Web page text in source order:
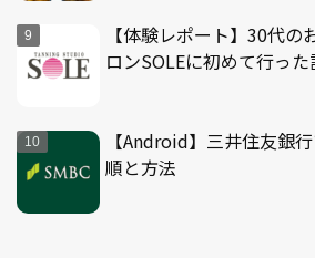
【体験レポート】30代
ロンSOLEに初めて行った
【Android】三井住友銀
順と方法